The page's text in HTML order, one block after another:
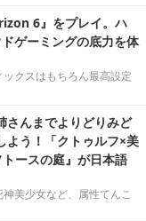
6』をプレイ。ハ
ゲーミングの底力を体
クスはもちろん最高設定
さんまでよりどりみど
よう！「クトゥルフ×美
ースの庭』が日本語
美少女など、属性てんこ